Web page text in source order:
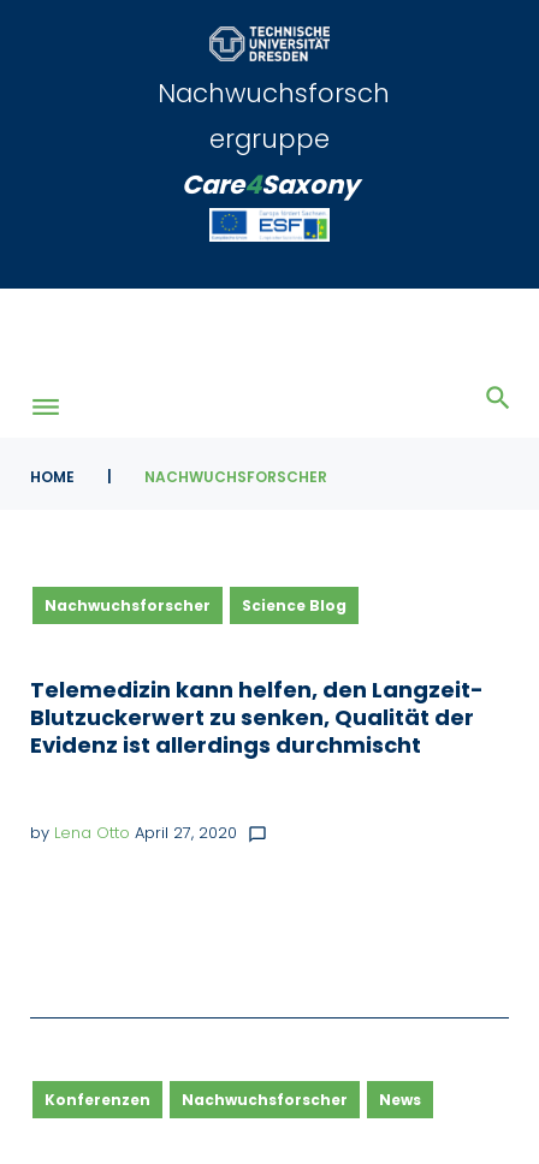
Nachwuchsforsch
ergruppe
Care4Saxony
HOME NACHWUCHSFORSCHER
Kategorie:
Nachwuchsforscher
Nachwuchsforscher Science Blog
Telemedizin kann helfen, den Langzeit-
Blutzuckerwert zu senken, Qualität der
Evidenz ist allerdings durchmischt
by Lena Otto April 27, 2020 chat_bubble_outline
Konferenzen Nachwuchsforscher News